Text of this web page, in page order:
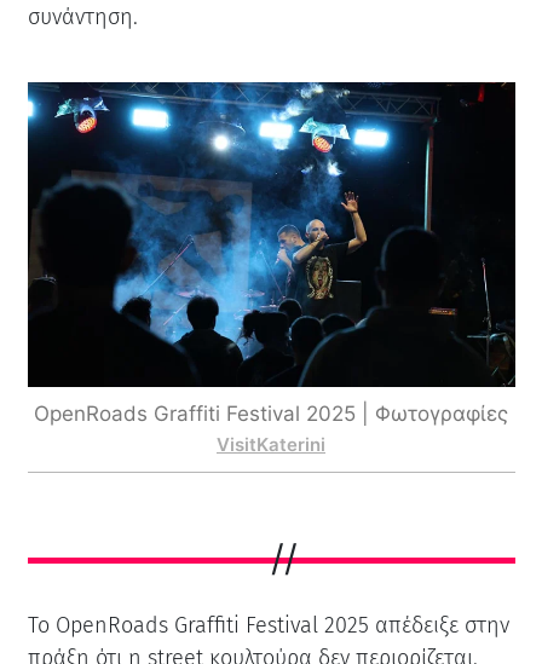
συνάντηση.
OpenRoads Graffiti Festival 2025 | Φωτογραφίες
VisitKaterini
Το OpenRoads Graffiti Festival 2025 απέδειξε στην
πράξη ότι η street κουλτούρα δεν περιορίζεται.